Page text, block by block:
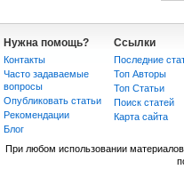
Нужна помощь?
Контакты
Часто задаваемые
вопросы
Опубликовать статьи
Рекомендации
Блог
Ссылки
Последние
Топ Авторы
Топ Статьи
Поиск статей
Карта сайта
При любом использовании